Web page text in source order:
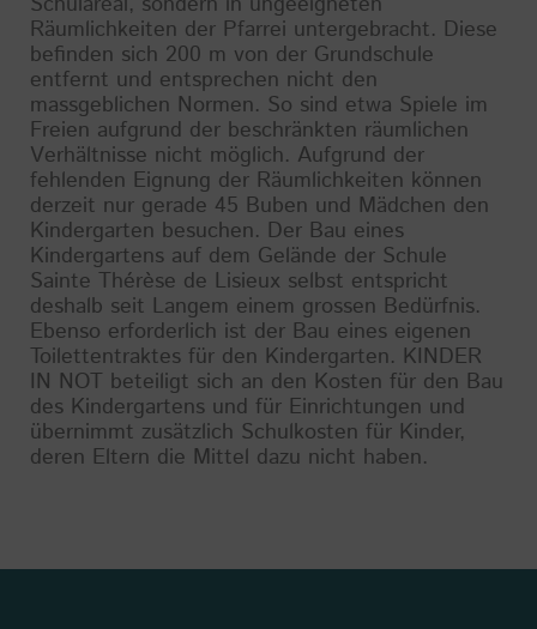
Räumlichkeiten der Pfarrei untergebracht. Diese
befinden sich 200 m von der Grundschule
entfernt und entsprechen nicht den
massgeblichen Normen. So sind etwa Spiele im
Freien aufgrund der beschränkten räumlichen
Verhältnisse nicht möglich. Aufgrund der
fehlenden Eignung der Räumlichkeiten können
derzeit nur gerade 45 Buben und Mädchen den
Kindergarten besuchen. Der Bau eines
Kindergartens auf dem Gelände der Schule
Sainte Thérèse de Lisieux selbst entspricht
deshalb seit Langem einem grossen Bedürfnis.
Ebenso erforderlich ist der Bau eines eigenen
Toilettentraktes für den Kindergarten. KINDER
IN NOT beteiligt sich an den Kosten für den Bau
des Kindergartens und für Einrichtungen und
übernimmt zusätzlich Schulkosten für Kinder,
deren Eltern die Mittel dazu nicht haben.